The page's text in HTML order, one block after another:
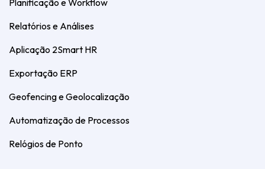
Relatórios e Análises
Aplicação 2Smart HR
Exportação ERP
Geofencing e Geolocalização
Automatização de Processos
Relógios de Ponto